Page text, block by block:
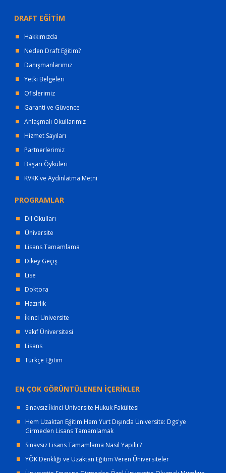
DRAFT EĞİTİM
Hakkımızda
Neden Draft Eğitim?
Danışmanlarımız
Yetki Belgeleri
Ofislerimiz
Garanti ve Güvence
Anlaşmalı Okullarımız
Hizmet Sayıları
Partnerlerimiz
Başarı Öyküleri
KVKK ve Aydınlatma Metni
PROGRAMLAR
Dil Okulları
Üniversite
Lisans Tamamlama
Dikey Geçiş
Lise
Doktora
Hazırlık
İkinci Üniversite
Vakıf Üniversitesi
Lisans
Türkçe Eğitim
EN ÇOK GÖRÜNTÜLENEN İÇERİKLER
Sınavsız İkinci Üniversite Hukuk Fakültesi
Hem Uzaktan Eğitim Hem Yurt Dışında Üniversite: Dgs'ye
Girmeden Lisans Tamamlamak
Sınavsız Lisans Tamamlama Nasıl Yapılır?
YÖK Denkliği ve Uzaktan Eğitim Veren Üniversiteler